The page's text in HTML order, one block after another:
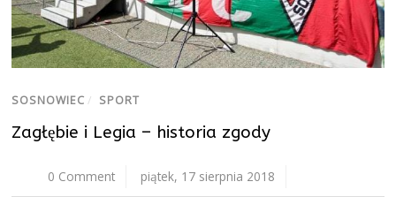
SOSNOWIEC / SPORT
Zagłębie i Legia – historia zgody
0 Comment piątek, 17 sierpnia 2018